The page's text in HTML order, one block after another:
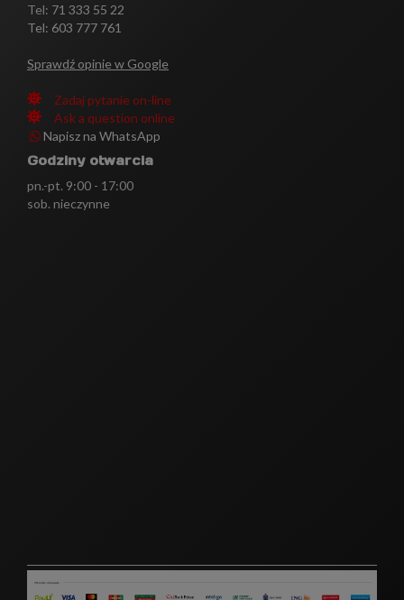
Tel: 71 333 55 22
Tel: 603 777 761
Sprawdź opinie w Google
Zadaj pytanie on-line
Ask a question online
Napisz na WhatsApp
Godziny otwarcia
pn.-pt. 9:00 - 17:00
sob. nieczynne